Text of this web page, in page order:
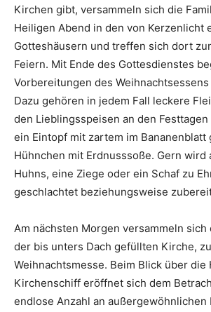
Kirchen gibt, versammeln sich die
Heiligen Abend in den von Kerzenlicht
Gotteshäusern und treffen sich dort
Feiern. Mit Ende des Gottesdienstes
Vorbereitungen des Weihnachtsessens
Dazu gehören in jedem Fall leckere
den Lieblingsspeisen an den
ein Eintopf mit zartem im Bananenblatt
Hühnchen mit Erdnusssoße. Gern wird
Huhns, eine Ziege oder ein Schaf zu
geschlachtet beziehungsweise
Am nächsten Morgen versammeln sich
der bis unters Dach gefüllten Kirche,
Weihnachtsmesse. Beim Blick über die
Kirchenschiff eröffnet sich dem
endlose Anzahl an außergewöhnlichen